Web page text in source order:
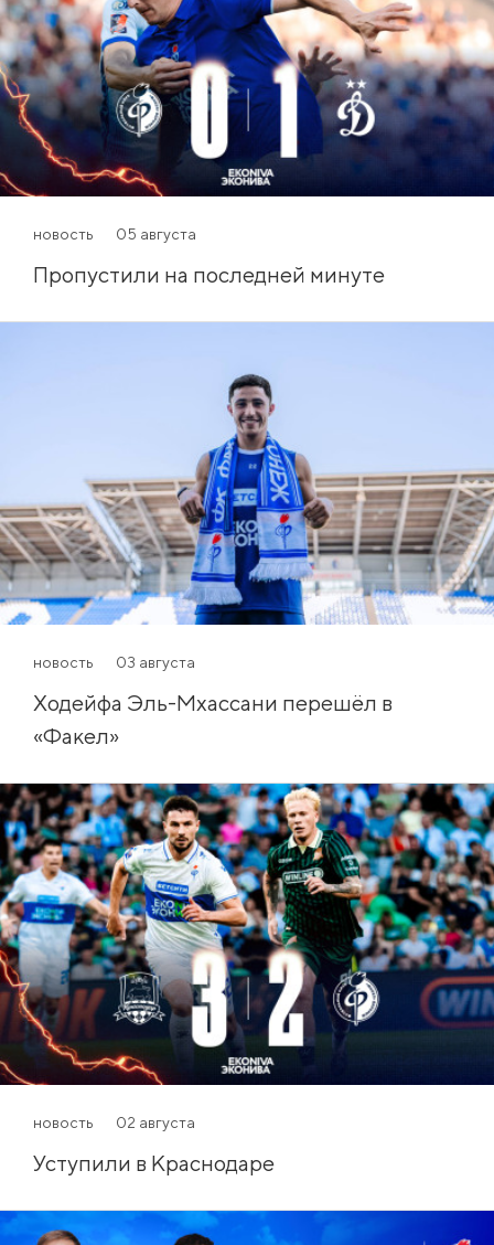
новость 05 августа
Пропустили на последней минуте
новость 03 августа
Ходейфа Эль-Мхассани перешёл в
«Факел»
новость 02 августа
Уступили в Краснодаре